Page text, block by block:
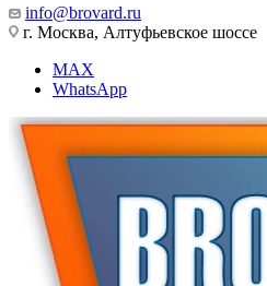
info@brovard.ru
г. Москва, Алтуфьевское шоссе
MAX
WhatsApp